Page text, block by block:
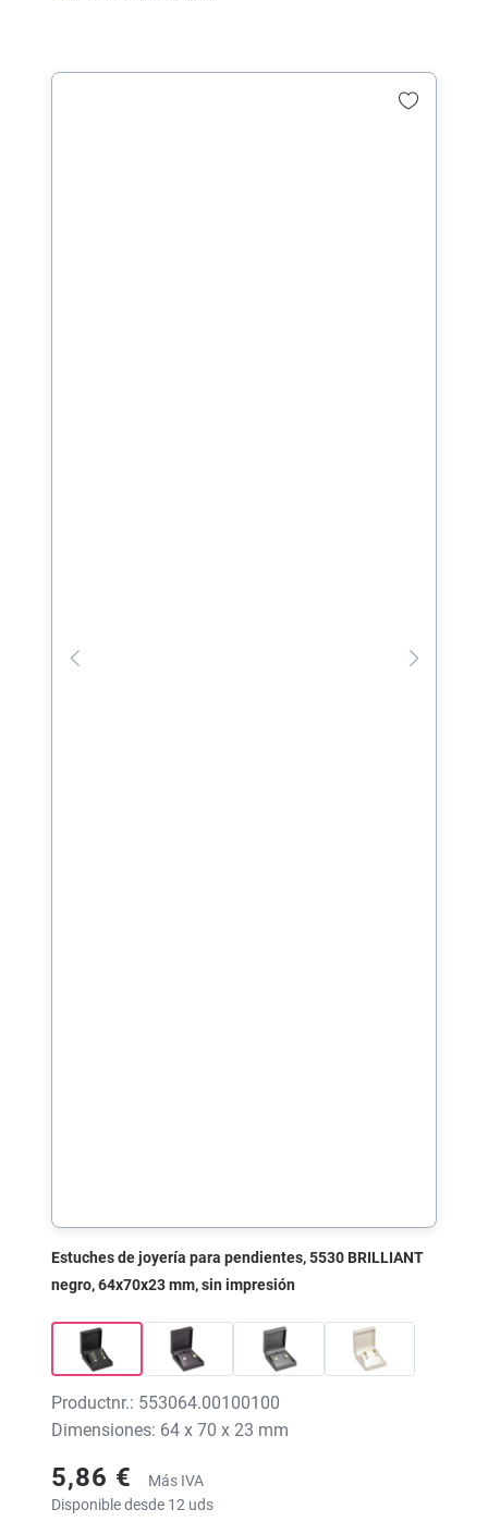
Estuches de joyería para pendientes, 5530 BRILLIANT
negro, 64x70x23 mm, sin impresión
Productnr.: 553064.00100100
Dimensiones: 64 x 70 x 23 mm
5,86 €
Más IVA
Disponible desde 12 uds